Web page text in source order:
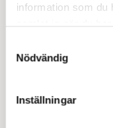
information som du
Nödvändig
Inställningar
Jämför
Bitcoin kurs i
klär du dig med